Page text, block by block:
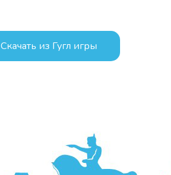
Скачать из Гугл игры